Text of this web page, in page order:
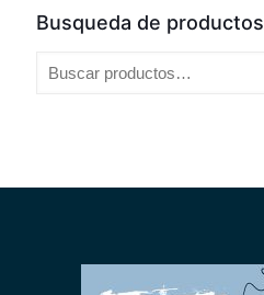
Busqueda de productos